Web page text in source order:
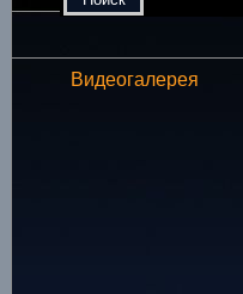
Видеогалерея